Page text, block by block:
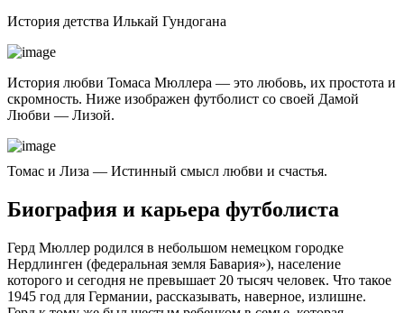
История детства Илькай Гундогана
История любви Томаса Мюллера — это любовь, их простота и
скромность. Ниже изображен футболист со своей Дамой
Любви — Лизой.
Томас и Лиза — Истинный смысл любви и счастья.
Биография и карьера футболиста
Герд Мюллер родился в небольшом немецком городке
Нердлинген (федеральная земля Бавария»), население
которого и сегодня не превышает 20 тысяч человек. Что такое
1945 год для Германии, рассказывать, наверное, излишне.